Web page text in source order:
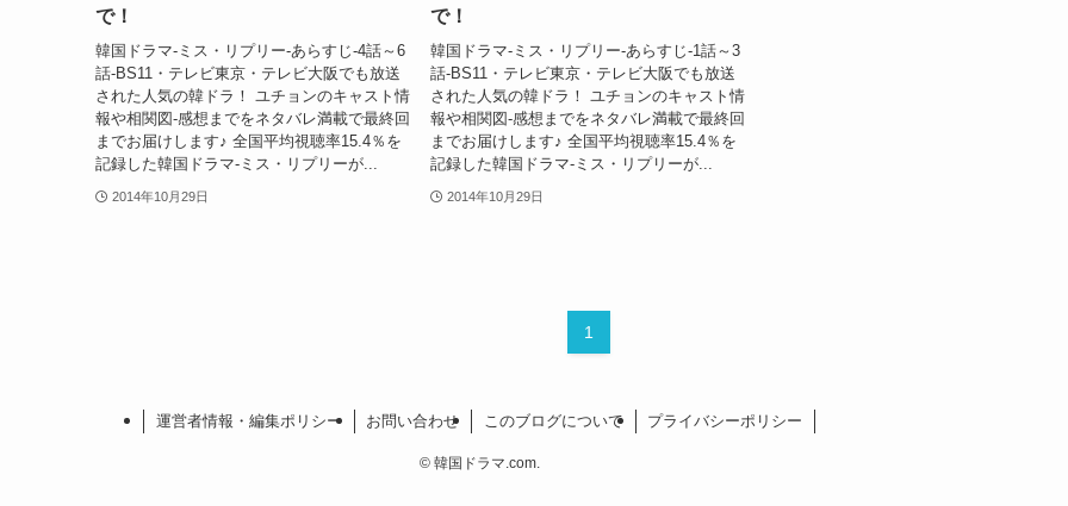
で！
韓国ドラマ-ミス・リプリー-あらすじ-4話～6
話-BS11・テレビ東京・テレビ大阪でも放送
された人気の韓ドラ！ ユチョンのキャスト情
報や相関図-感想までをネタバレ満載で最終回
までお届けします♪ 全国平均視聴率15.4％を
記録した韓国ドラマ-ミス・リプリーが...
2014年10月29日
で！
韓国ドラマ-ミス・リプリー-あらすじ-1話～3
話-BS11・テレビ東京・テレビ大阪でも放送
された人気の韓ドラ！ ユチョンのキャスト情
報や相関図-感想までをネタバレ満載で最終回
までお届けします♪ 全国平均視聴率15.4％を
記録した韓国ドラマ-ミス・リプリーが...
2014年10月29日
1
運営者情報・編集ポリシー お問い合わせ このブログについて プライバシーポリシー
©韓国ドラマ.com.